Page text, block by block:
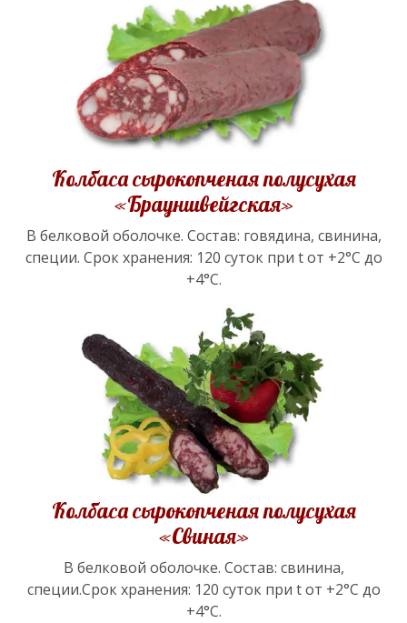
Колбаса сырокопченая полусухая
«Брауншвейгская»
В белковой оболочке. Состав: говядина, свинина,
специи. Срок хранения: 120 суток при t от +2°С до
+4°С.
Колбаса сырокопченая полусухая
«Свиная»
В белковой оболочке. Состав: свинина,
специи.Срок хранения: 120 суток при t от +2°С до
+4°С.